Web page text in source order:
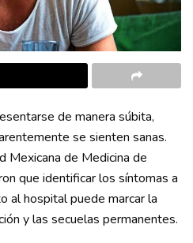
de manera súbita,
se sienten sanas.
Mexicana de Medicina de
que identificar los síntomas a
al hospital puede marcar la
y las secuelas permanentes.